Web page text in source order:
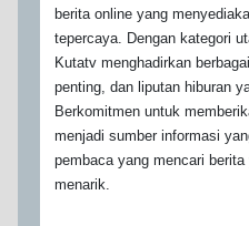
berita online yang
tepercaya. Dengan kategori
Kutatv menghadirkan
penting, dan liputan hiburan
Berkomitmen untuk
menjadi sumber informasi
pembaca yang mencari
menarik.